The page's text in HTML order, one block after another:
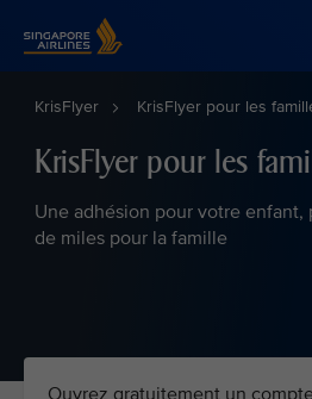
KrisFlyer KrisFlyer pour les
KrisFlyer pour les
Une adhésion pour votre enfant,
de miles pour la famille
Ouvrez gratuitement un